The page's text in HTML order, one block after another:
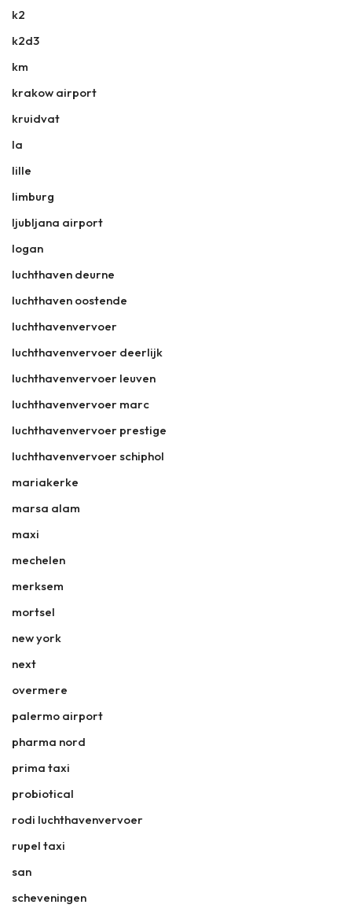
k2
k2d3
km
krakow airport
kruidvat
la
lille
limburg
ljubljana airport
logan
luchthaven deurne
luchthaven oostende
luchthavenvervoer
luchthavenvervoer deerlijk
luchthavenvervoer leuven
luchthavenvervoer marc
luchthavenvervoer prestige
luchthavenvervoer schiphol
mariakerke
marsa alam
maxi
mechelen
merksem
mortsel
new york
next
overmere
palermo airport
pharma nord
prima taxi
probiotical
rodi luchthavenvervoer
rupel taxi
san
scheveningen